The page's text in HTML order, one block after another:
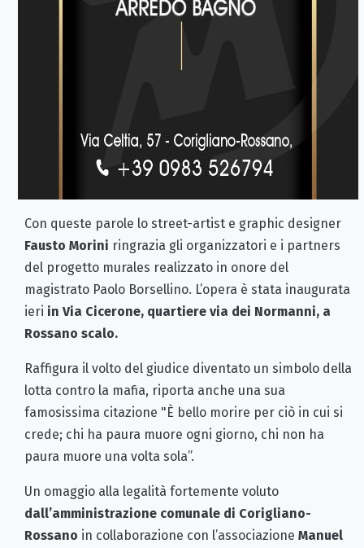
Con queste parole lo street-artist e graphic designer
Fausto Morini ringrazia gli organizzatori e i partners
del progetto murales realizzato in onore del
magistrato Paolo Borsellino. L’opera è stata inaugurata
ieri in Via Cicerone, quartiere via dei Normanni, a
Rossano scalo.
Raffigura il volto del giudice diventato un simbolo della
lotta contro la mafia, riporta anche una sua
famosissima citazione "È bello morire per ciò in cui si
crede; chi ha paura muore ogni giorno, chi non ha
paura muore una volta sola”.
Un omaggio alla legalità fortemente voluto
dall’amministrazione comunale di Corigliano-
Rossano in collaborazione con l’associazione Manuel